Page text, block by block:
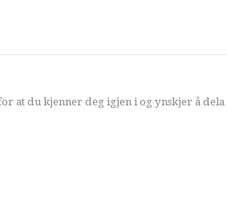
at du kjenner deg igjen i og ynskjer å